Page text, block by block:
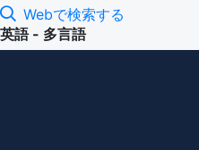
Webで検索する
英語 - 多言語